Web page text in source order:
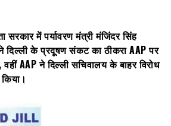
सरकार में पर्यावरण मंत्री मंजिंदर सिंह
दिल्ली के प्रदूषण संकट का ठीकरा AAP पर
वहीं AAP ने दिल्ली सचिवालय के बाहर विरोध